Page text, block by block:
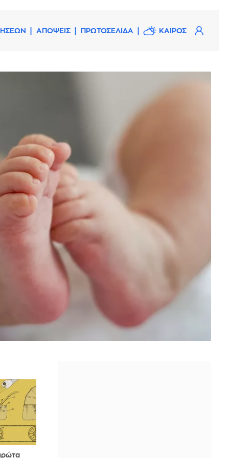
ΑΠΟΨΕΙΣ ΠΡΩΤΟΣΕΛΙΔΑ ΚΑΙΡΟΣ